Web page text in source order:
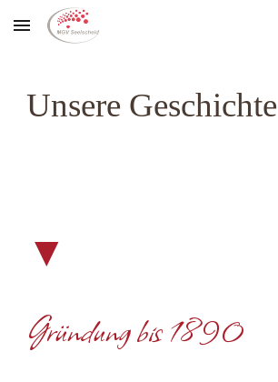
Skip to main content
Unsere Geschichte
▼
Gründung bis 1890